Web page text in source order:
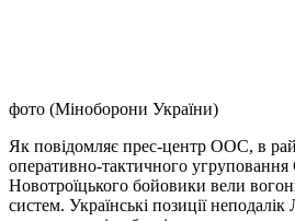
фото (Міноборони України)
Як повідомляє прес-центр ООС, в
оперативно-тактичного угруповання
Новотроїцького бойовики вели
систем. Українські позиції